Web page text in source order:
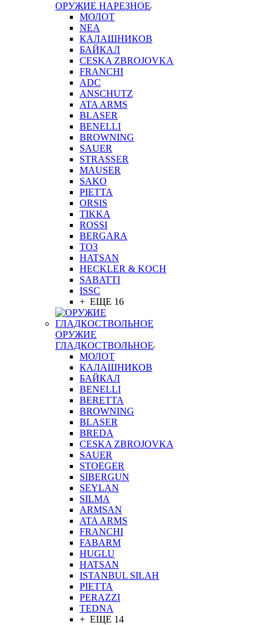
ОРУЖИЕ НАРЕЗНОЕ
МОЛОТ
NEA
КАЛАШНИКОВ
БАЙКАЛ
CESKA ZBROJOVKA
FRANCHI
ADC
ANSCHUTZ
ATA ARMS
BLASER
BENELLI
BROWNING
SAUER
STRASSER
MAUSER
SAKO
PIETTA
ORSIS
TIKKA
ROSSI
BERGARA
ТОЗ
HATSAN
HECKLER & KOCH
SABATTI
ISSC
+ ЕЩЕ 16
ОРУЖИЕ
ГЛАДКОСТВОЛЬНОЕ
МОЛОТ
КАЛАШНИКОВ
БАЙКАЛ
BENELLI
BERETTA
BROWNING
BLASER
BREDA
CESKA ZBROJOVKA
SAUER
STOEGER
SIBERGUN
SEYLAN
SILMA
ARMSAN
ATA ARMS
FRANCHI
FABARM
HUGLU
HATSAN
ISTANBUL SILAH
PIETTA
PERAZZI
TEDNA
+ ЕЩЕ 14